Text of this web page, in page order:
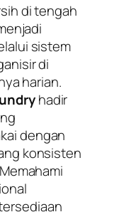
di tengah
sistem
di
harian.
hadir
dengan
konsisten